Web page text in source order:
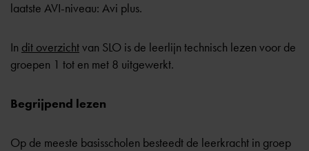
laatste AVI-niveau: Avi plus.
In dit overzichtvan SLO is de leerlijn technisch lezen voor de
groepen 1 tot en met 8 uitgewerkt.
Begrijpend lezen
Op de meeste basisscholen besteedt de leerkracht in groep